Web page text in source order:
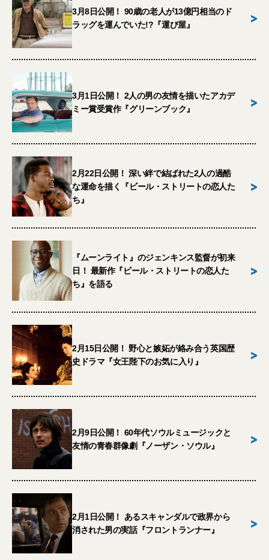
3月8日公開！ 90歳の老人が13億円相当のド
ラッグを運んでいた!?『運び屋』
>
3月1日公開！ 2人の男の友情を描いたアカデ
ミー賞受賞作『グリーンブック』
>
2月22日公開！ 深い絆で結ばれた2人の過酷
な運命を描く『ビール・ストリートの恋人た
ち』
>
『ムーンライト』のジェンキンス監督が初来
日！ 最新作『ビール・ストリートの恋人た
ち』を語る
>
2月15日公開！ 野心と嫉妬が絡み合う英国歴
史ドラマ『女王陛下のお気に入り』
>
2月9日公開！ 60年代ソウルミュージックと
友情の青春群像劇『ノーザン・ソウル』
>
2月1日公開！ あるスキャンダルで政界から
消された男の実話『フロントランナー』
>